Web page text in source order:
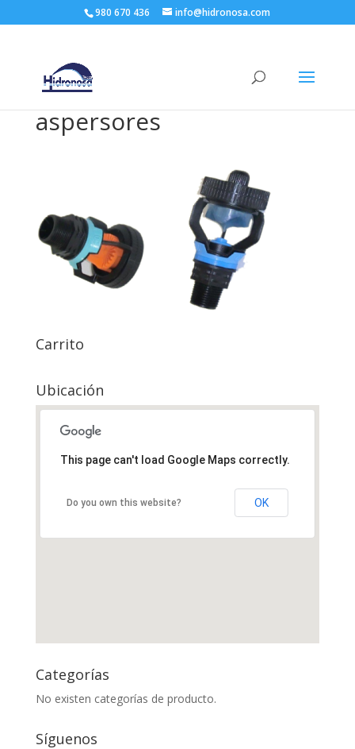
980 670 436 info@hidronosa.com
aspersores
Carrito
Ubicación
This page can't load Google Maps correctly.
Do you own this website? OK
Categorías
No existen categorías de producto.
Síguenos